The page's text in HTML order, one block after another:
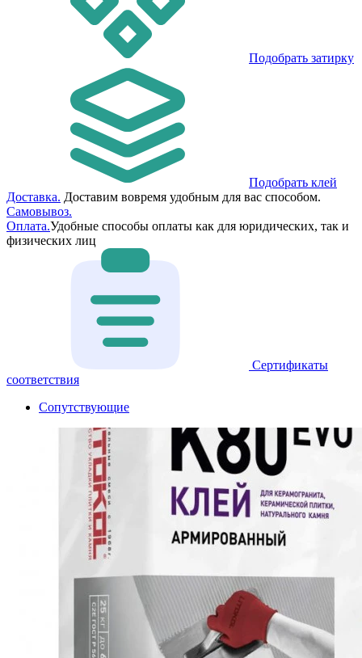
Подобрать затирку
Подобрать клей
Доставка. Доставим вовремя удобным для вас способом.
Самовывоз.
Оплата.Удобные способы оплаты как для юридических, так и
физических лиц
Сертификаты
соответствия
Сопутствующие